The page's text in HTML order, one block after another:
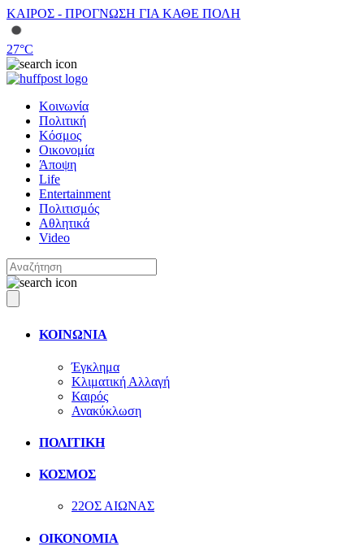
ΚΑΙΡΟΣ - ΠΡΟΓΝΩΣΗ ΓΙΑ ΚΑΘΕ ΠΟΛΗ
27°C
Κοινωνία
Πολιτική
Κόσμος
Οικονομία
Άποψη
Life
Entertainment
Πολιτισμός
Αθλητικά
Video
ΚΟΙΝΩΝΙΑ
Έγκλημα
Κλιματική Αλλαγή
Καιρός
Ανακύκλωση
ΠΟΛΙΤΙΚΗ
ΚΟΣΜΟΣ
22ΟΣ ΑΙΩΝΑΣ
ΟΙΚΟΝΟΜΙΑ